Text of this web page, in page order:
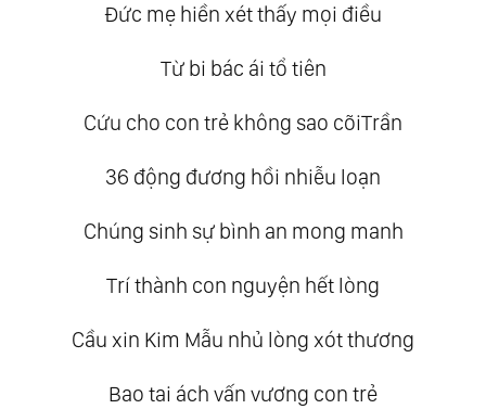
Đức mẹ hiền xét thấy mọi điều
Từ bi bác ái tổ tiên
Cứu cho con trẻ không sao cõiTrần
36 động đương hồi nhiễu loạn
Chúng sinh sự bình an mong manh
Trí thành con nguyện hết lòng
Cầu xin Kim Mẫu nhủ lòng xót thương
Bao tai ách vấn vương con trẻ